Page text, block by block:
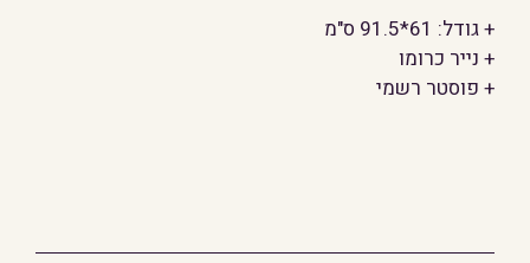
A-
1
+ גודל: 61*91.5 ס"מ
+ נייר כרומו
+ פוסטר רשמי